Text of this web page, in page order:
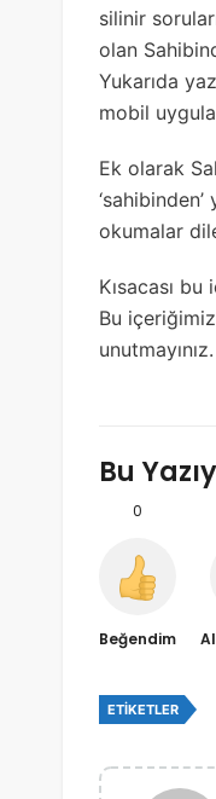
silinir
olan
Yukarıda
mobil
Ek olarak
okumalar
Kısacası
Bu
Bu
0
Beğendim
ETIKETLER